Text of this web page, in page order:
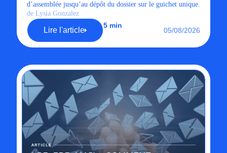
d’assemblée jusqu’au dépôt du dossier sur le guichet unique.
de Lysia Gonzalez
Lire l'article
5 min
05/08/2026